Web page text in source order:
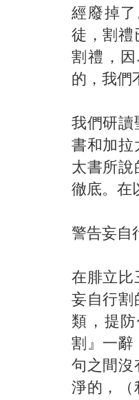
經廢掉
徒，割禮
割禮，
的，我們
我們研讀
書和加拉
太書所說
徹底。在
警告妄自
在腓立比
妄自行割
類，提
割』一辭
句之間沒
淨的，（